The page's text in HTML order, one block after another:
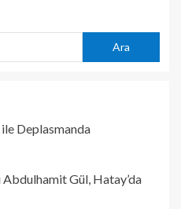
Ara
Deplasmanda
Gül, Hatay’da